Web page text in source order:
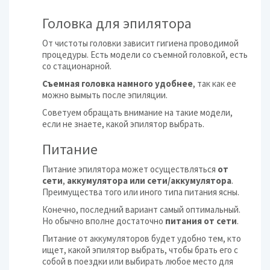
Головка для эпилятора
От чистоты головки зависит гигиена проводимой
процедуры. Есть модели со съемной головкой, есть
со стационарной.
Съемная головка намного удобнее, так как ее
можно вымыть после эпиляции.
Советуем обращать внимание на такие модели,
если не знаете, какой эпилятор выбрать.
Питание
Питание эпилятора может осуществляться от
сети, аккумулятора или сети/аккумулятора.
Преимущества того или иного типа питания ясны.
Конечно, последний вариант самый оптимальный.
Но обычно вполне достаточно питания от сети.
Питание от аккумуляторов будет удобно тем, кто
ищет, какой эпилятор выбрать, чтобы брать его с
собой в поездки или выбирать любое место для